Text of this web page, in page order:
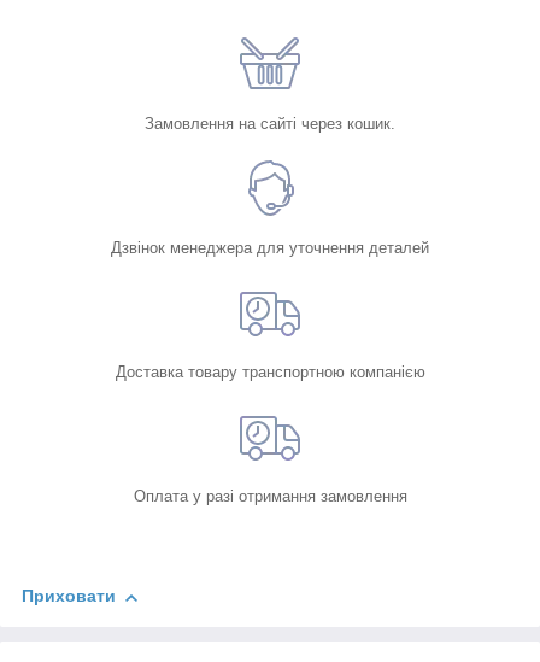
Замовлення на сайті через кошик.
Дзвінок менеджера для уточнення деталей
Доставка товару транспортною компанією
Оплата у разі отримання замовлення
Приховати